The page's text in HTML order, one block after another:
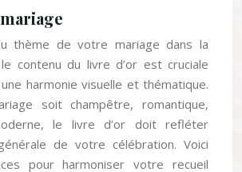
thème de votre mariage dans la
contenu du livre d’or est cruciale
harmonie visuelle et thématique.
soit champêtre, romantique,
le livre d’or doit refléter
de votre célébration. Voici
pour harmoniser votre recueil